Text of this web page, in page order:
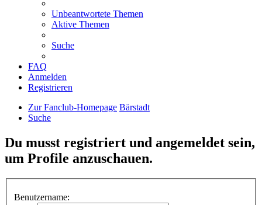
Unbeantwortete Themen
Aktive Themen
Suche
FAQ
Anmelden
Registrieren
Zur Fanclub-Homepage Bärstadt
Suche
Du musst registriert und angemeldet sein,
um Profile anzuschauen.
Benutzername: